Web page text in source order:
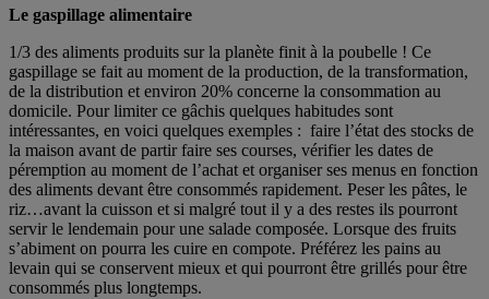
Le gaspillage alimentaire
1/3 des aliments produits sur la planète finit à la poubelle ! Ce
gaspillage se fait au moment de la production, de la transformation,
de la distribution et environ 20% concerne la consommation au
domicile. Pour limiter ce gâchis quelques habitudes sont
intéressantes, en voici quelques exemples : faire l’état des stocks de
la maison avant de partir faire ses courses, vérifier les dates de
péremption au moment de l’achat et organiser ses menus en fonction
des aliments devant être consommés rapidement. Peser les pâtes, le
riz…avant la cuisson et si malgré tout il y a des restes ils pourront
servir le lendemain pour une salade composée. Lorsque des fruits
s’abiment on pourra les cuire en compote. Préférez les pains au
levain qui se conservent mieux et qui pourront être grillés pour être
consommés plus longtemps.